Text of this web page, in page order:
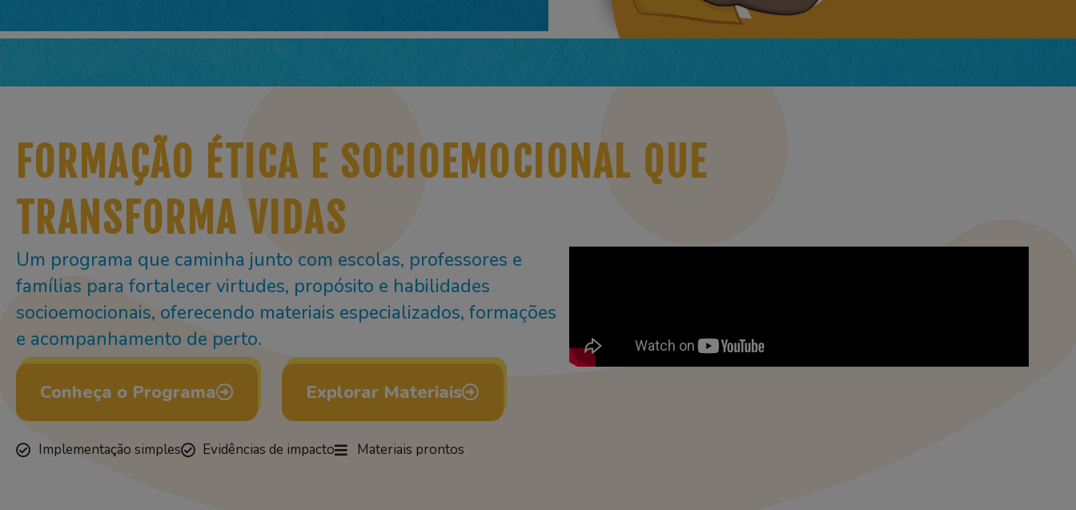
FORMAÇÃO ÉTICA E SOCIOEMOCIONAL QUE
TRANSFORMA VIDAS
Um programa que caminha junto com escolas, professores e
famílias para fortalecer virtudes, propósito e habilidades
socioemocionais, oferecendo materiais especializados, formações
e acompanhamento de perto.
Conheça o Programa Explorar Materiais
Implementação simples Evidências de impacto Materiais prontos